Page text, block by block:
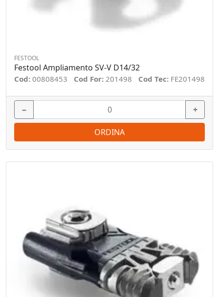
FESTOOL
Festool Ampliamento SV-V D14/32
Cod: 00808453 Cod For: 201498 Cod Tec: FE201498
− +
ORDINA